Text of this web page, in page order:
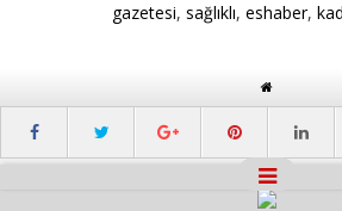
gazetesi, sağlıklı, eshaber,
Masaüstü